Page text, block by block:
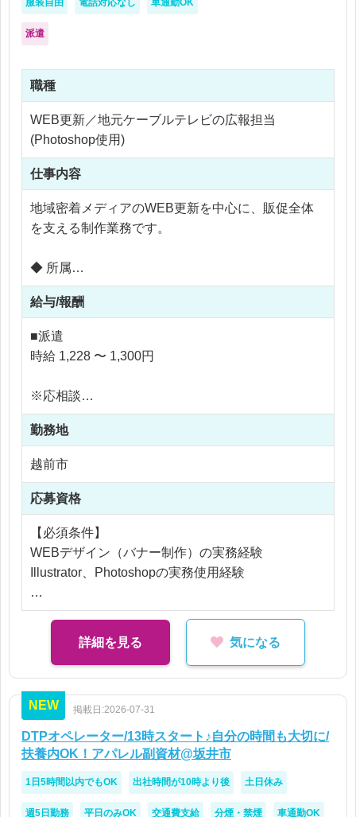
→ スピード・正確性・調整力が活きる仕事
・1人デザイナー体制
「どのくらいのボリュームか」は事前確認がおす
すめです
■任される範囲
・デザインの微調整（レイアウト・配色・バラン
・制作スケジュールの簡単な自己管理
・修正対応の優先順位付け
※アートディレクションやブランディング設計など
上流工程は基本発生しない想定です
服装自由 電話対応なし 車通勤OK
派遣
職種
WEB更新／地元ケーブルテレビの広報担当
(Photoshop使用)
仕事内容
地域密着メディアのWEB更新を中心に、販促全体
を支える制作業務です。
◆ 所属
通信事業部 内
└ 営業企画推進チーム（デジタルマーケティング部
含む）
◆ 業務の主な役割
促活動を支える 販促物制作・デジタル広告運用の担
◆ 具体的な仕事内容
＜販促物の制作業務＞
WEB広告用バナー制作
Adobe Premiere を使った動画編集・加工
LINE公式アカウントの配信管理（※月10本／すべ
て内製）
＜社内コミュニケーション＞
Teams を使った担当者間の情報共有
制作担当者は現在1名（50代女性）
業務量が増え手が回らないための増員です。
デジタル広告の知識があると活かせます。
通信サービス（インターネット・スマホ）の基本的
給与/報酬
■派遣
時給 1,228 〜 1,300円
※応相談
※ご経験により優遇
※交通費支給
※残業なし
勤務地
越前市
応募資格
【必須条件】
WEBデザイン（バナー制作）の実務経験
Illustrator、Photoshopの実務使用経験
【歓迎条件】
動画編集（Premiere）の使用経験
詳細を見る 気になる
NEW 掲載日:2026-07-31
DTPオペレーター/13時スタート♪自分の時間も大切に/
扶養内OK！アパレル副資材@坂井市
1日5時間以内でもOK 出社時間が10時より後 土日休み
週5日勤務 平日のみOK 交通費支給 分煙・禁煙 車通勤OK